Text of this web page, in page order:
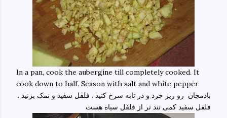
In a pan, cook the aubergine till completely cooked. It
cook down to half. Season with salt and white pepper
بادمجان رو ریز خرد و در تابه سرخ کنید . فلفل سفید و نمک بزنید .
فلفل سفید کمی تند تر از فلفل سیاه هست